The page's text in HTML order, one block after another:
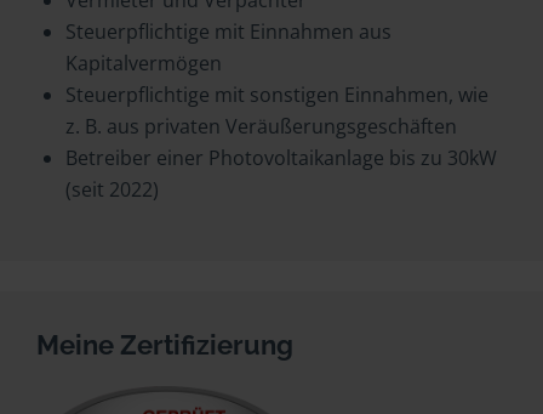
Steuerpflichtige mit Einnahmen aus
Kapitalvermögen
Steuerpflichtige mit sonstigen Einnahmen, wie
z. B. aus privaten Veräußerungsgeschäften
Betreiber einer Photovoltaikanlage bis zu 30kW
(seit 2022)
Meine Zertifizierung